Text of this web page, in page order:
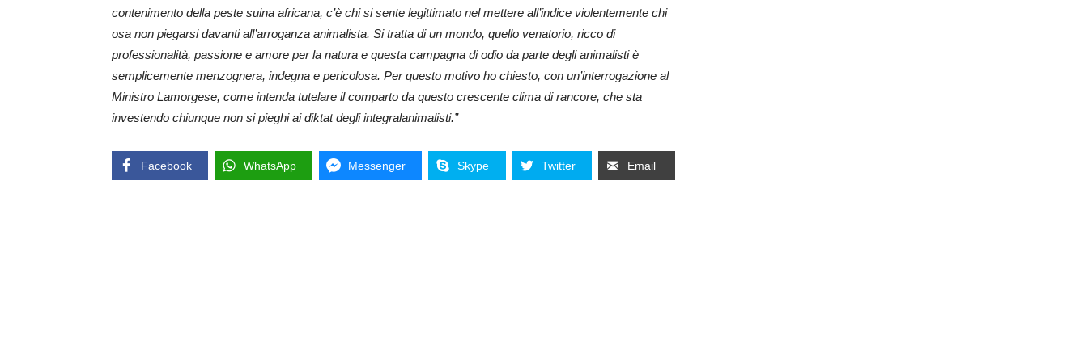
contenimento della peste suina africana, c’è chi si sente legittimato nel mettere all’indice violentemente chi
osa non piegarsi davanti all’arroganza animalista. Si tratta di un mondo, quello venatorio, ricco di
professionalità, passione e amore per la natura e questa campagna di odio da parte degli animalisti è
semplicemente menzognera, indegna e pericolosa. Per questo motivo ho chiesto, con un’interrogazione al
Ministro Lamorgese, come intenda tutelare il comparto da questo crescente clima di rancore, che sta
investendo chiunque non si pieghi ai diktat degli integralanimalisti.”
Facebook WhatsApp Messenger Skype Twitter Email